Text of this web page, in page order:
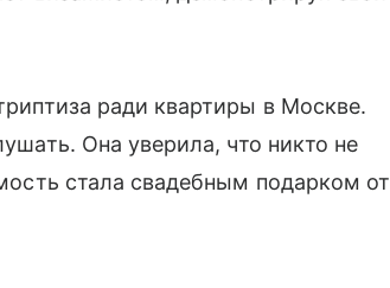
ради квартиры в Москве.
Она уверила, что никто не
стала свадебным подарком от